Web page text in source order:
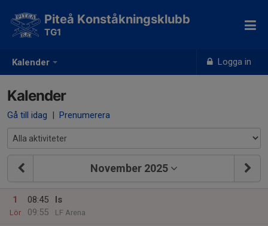
Kalender Logga in
Piteå Konståkningsklubb
TG1
Kalender
Gå till idag | Prenumerera
November 2025
1
Lör
08:45
09:55
Is
LF Arena